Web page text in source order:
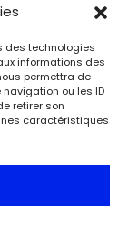
des technologies
informations des
permettra de
ou les ID
retirer son
caractéristiques